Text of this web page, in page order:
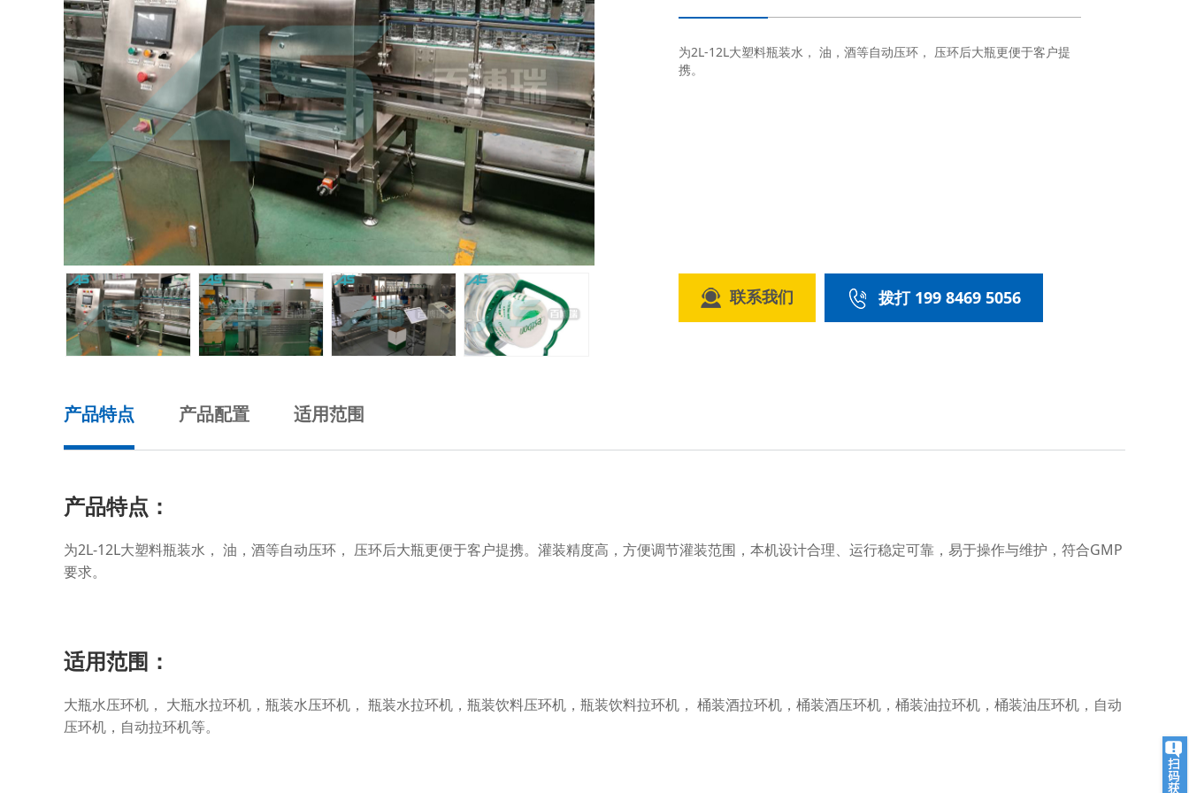
为2L-12L大塑料瓶装水， 油，酒等自动压环， 压环后大瓶更便于客户提
携。
联系我们 拨打 199 8469 5056
产品特点 产品配置 适用范围
产品特点：
为2L-12L大塑料瓶装水， 油，酒等自动压环， 压环后大瓶更便于客户提携。灌装精度高，方便调节灌装范围，本机设计合理、运行稳定可靠，易于操作与维护，符合GMP
要求。
适用范围：
大瓶水压环机， 大瓶水拉环机，瓶装水压环机， 瓶装水拉环机，瓶装饮料压环机，瓶装饮料拉环机， 桶装酒拉环机，桶装酒压环机，桶装油拉环机，桶装油压环机，自动
压环机，自动拉环机等。